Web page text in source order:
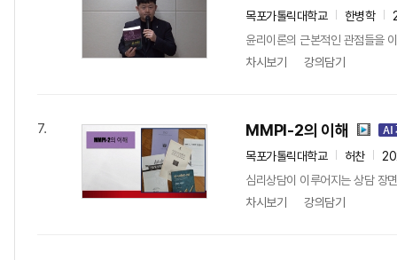
목포가톨릭대학교 한병학
윤리이론의 근본적인 관점들을
차시보기
강의담기
7. MMPI-2의 이해
목포가톨릭대학교 허찬
심리상담이 이루어지는 상담 장
차시보기
강의담기